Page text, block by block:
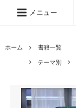
メニュー
ホーム
書籍一覧
テーマ別